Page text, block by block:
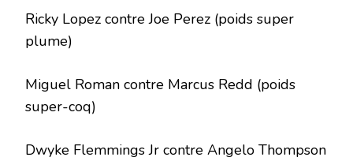
Ricky Lopez contre Joe Perez (poids super
plume)
Miguel Roman contre Marcus Redd (poids
super-coq)
Dwyke Flemmings Jr contre Angelo Thompson